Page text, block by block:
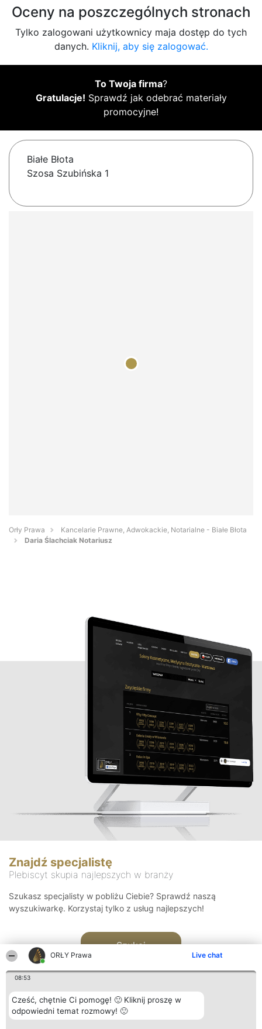
ORŁY Prawa Live chat
08:53
Cześć, chętnie Ci pomogę! 🙂 Kliknij proszę w
odpowiedni temat rozmowy! 🙂
Oceny na poszczególnych stronach
Tylko zalogowani użytkownicy maja dostęp do tych
danych. Kliknij, aby się zalogować.
To Twoja firma?
Gratulacje! Sprawdź jak odebrać materiały
promocyjne!
Białe Błota
Szosa Szubińska 1
Orły Prawa
Kancelarie Prawne, Adwokackie, Notarialne - Białe Błota
Daria Ślachciak Notariusz
Znajdź specjalistę
Plebiscyt skupia najlepszych w branży
Szukasz specjalisty w pobliżu Ciebie? Sprawdź naszą
wyszukiwarkę. Korzystaj tylko z usług najlepszych!
Szukaj